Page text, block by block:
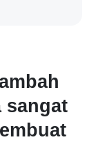
untuk